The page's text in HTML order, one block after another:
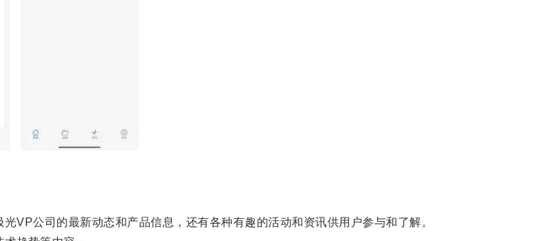
公司的最新动态和产品信息，还有各种有趣的活动和资讯供用户参与和了解。